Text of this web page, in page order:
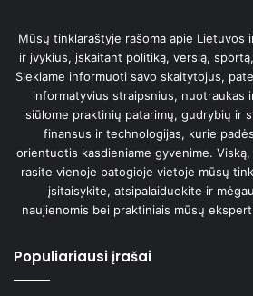
Mūsų tinklaraštyje rašoma apie Lietuvos
ir įvykius, įskaitant politiką, verslą,
Siekiame informuoti savo skaitytojus,
informatyvius straipsnius, nuotraukas
siūlome praktinių patarimų, gudrybių ir
finansus ir technologijas, kurie
orientuotis kasdieniame gyvenime.
rasite vienoje patogioje vietoje mūsų
įsitaisykite, atsipalaiduokite ir
naujienomis bei praktiniais mūsų
Populiariausi įrašai